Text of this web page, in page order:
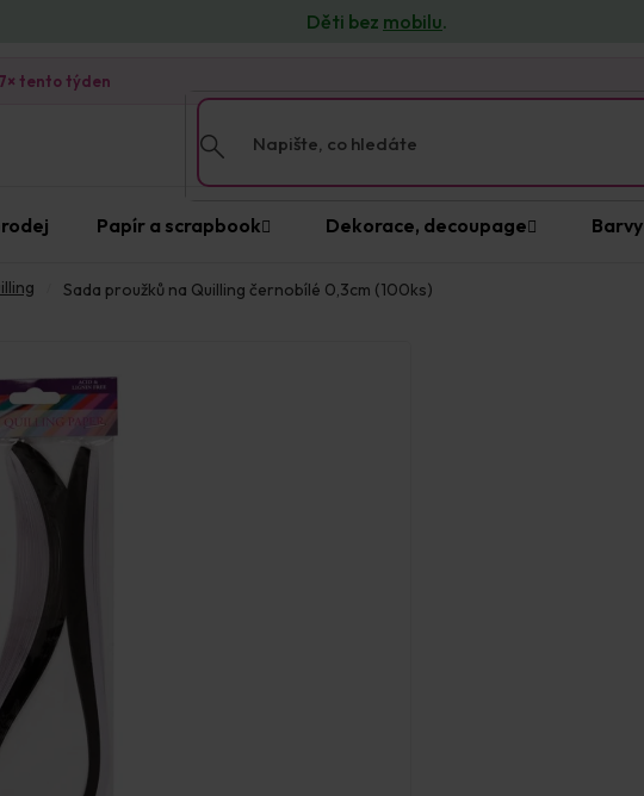
Děti bez mobilu.
tento týden
Papír a scrapbook Dekorace, decoupage
Sada proužků na Quilling černobílé 0,3cm (100ks)